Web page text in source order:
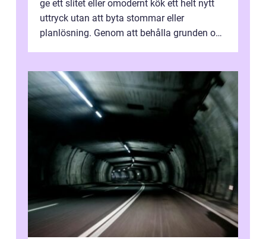
ge ett slitet eller omodernt kök ett helt nytt
uttryck utan att byta stommar eller
planlösning. Genom att behålla grunden och